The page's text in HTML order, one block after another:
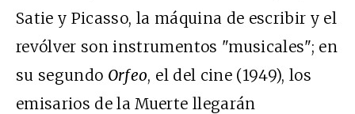
Satie y Picasso, la máquina de escribir y el
revólver son instrumentos "musicales"; en
su segundo Orfeo, el del cine (1949), los
emisarios de la Muerte llegarán